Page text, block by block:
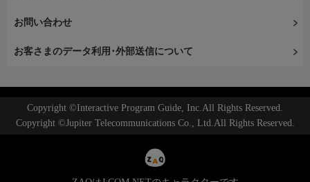
お問い合わせ
お客さまのデータ利用･外部送信について
Copyright ©Interactive Program Guide, Inc.All Rights Reserved.
Copyright ©Jupiter Telecommunications Co., Ltd.All Rights Reserved.